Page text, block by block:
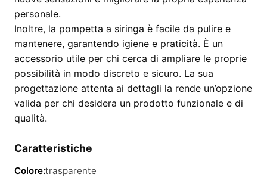
personale.
Inoltre, la pompetta a siringa è facile da pulire e
mantenere, garantendo igiene e praticità. È un
accessorio utile per chi cerca di ampliare le proprie
possibilità in modo discreto e sicuro. La sua
progettazione attenta ai dettagli la rende un’opzione
valida per chi desidera un prodotto funzionale e di
qualità.
Caratteristiche
Colore:trasparente